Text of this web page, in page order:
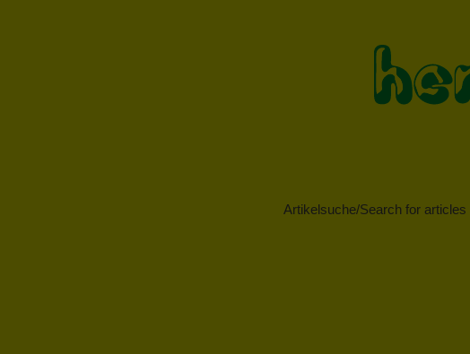
Artikelsuche/Search for articles